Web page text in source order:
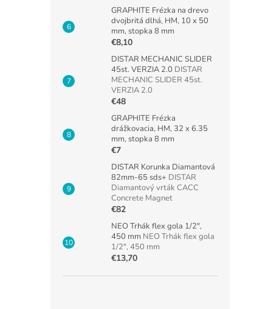
GRAPHITE Frézka na drevo
dvojbritá dlhá, HM, 10 x 50
mm, stopka 8 mm
€8,10
DISTAR MECHANIC SLIDER
45st. VERZIA 2.0 DISTAR
MECHANIC SLIDER 45st.
VERZIA 2.0
€48
GRAPHITE Frézka
drážkovacia, HM, 32 x 6.35
mm, stopka 8 mm
€7
DISTAR Korunka Diamantová
82mm-65 sds+ DISTAR
Diamantový vrták CACC
Concrete Magnet
€82
NEO Trhák flex gola 1/2",
450 mm NEO Trhák flex gola
1/2", 450 mm
€13,70